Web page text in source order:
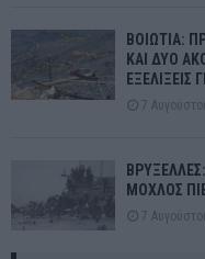
ΒΟΙΩΤΙΑ:
ΚΑΙ ΔΥΟ
ΕΞΕΛΙΞΕΙΣ
7
ΜΟΧΛΟΣ
7